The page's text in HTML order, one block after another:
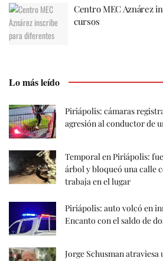
Centro MEC Aznárez
cursos
Lo más leído
Piriápolis: cámaras
agresión al conductor de
Temporal en Piriápolis:
árbol y bloqueó una calle
trabaja en el lugar
Piriápolis: auto volcó en
Encanto con el saldo de
Jorge Schusman